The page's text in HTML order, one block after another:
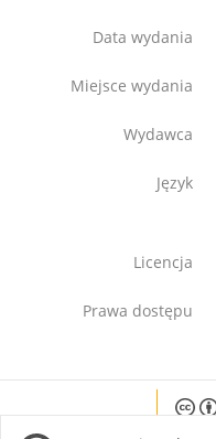
Data wydania
Miejsce wydania
Wydawca
Język
Licencja
Prawa dostępu